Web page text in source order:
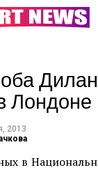
Лондоне
2013
в